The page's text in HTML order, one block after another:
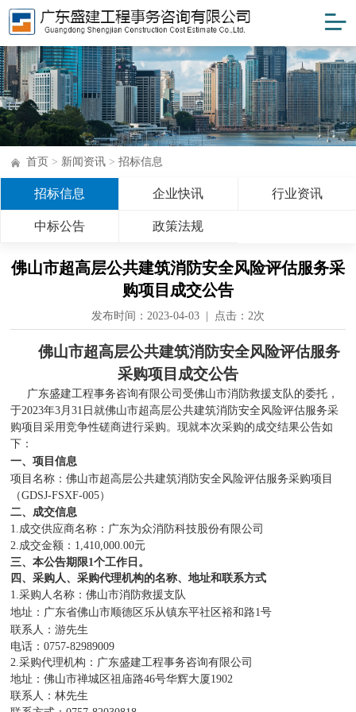
首页 > 新闻资讯> 招标信息
招标信息 企业快讯 行业资讯
中标公告 政策法规
佛山市超高层公共建筑消防安全风险评估服务采
购项目成交公告
发布时间：2023-04-03 | 点击： 2次
佛山市超高层公共建筑消防安全风险评估服务
采购项目 成交公告
广东盛建工程事务咨询有限公司受佛山市消防救援支队的委托，
于2023年3 月31 日就佛山市超高层公共建筑消防安全风险评估服务采
购项目采用竞争性磋商进行采购。现就本次采购的成交结果公告如
下：
一、项目信息
项目名称：佛山市超高层公共建筑消防安全风险评估服务采购项目
（GDSJ-FSXF-005）
二、 成交信息
1.成交供应商名称：广东为众消防科技股份有限公司
2 .成交金额 ： 1 ,410 ,000.00元
三、本公告期限1个工作日。
四 、采购人、采购代理机构的名称、地址和联系方式
1.采购人名称：佛山市消防救援支队
地址：广东省佛山市顺德区乐从镇东平社区裕和路1号
联系人：游先生
电话：0757-82989009
2.采购代理机构：广东盛建工程事务咨询有限公司
地址：佛山市禅城区祖庙路46号华辉大厦1902
联系人：林先生